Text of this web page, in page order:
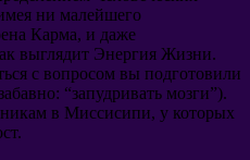
ни малейшего
Карма, и даже
выглядит Энергия Жизни.
с вопросом вы подготовили
: “запудривать мозги”).
в Миссисипи, у которых
.